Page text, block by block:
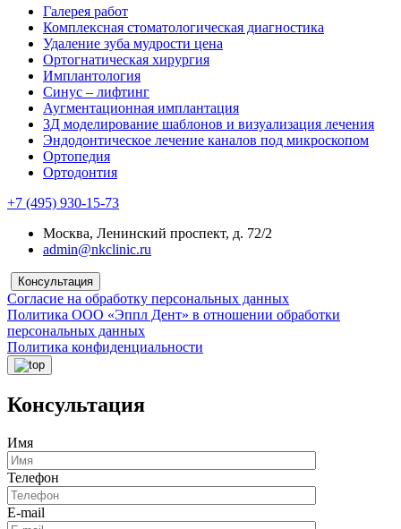
Галерея работ
Комплексная стоматологическая диагностика
Удаление зуба мудрости цена
Ортогнатическая хирургия
Имплантология
Синус – лифтинг
Аугментационная имплантация
3Д моделирование шаблонов и визуализация лечения
Эндодонтическое лечение каналов под микроскопом
Ортопедия
Ортодонтия
+7 (495) 930-15-73
Москва, Ленинский проспект, д. 72/2
admin@nkclinic.ru
Консультация
Согласие на обработку персональных данных
Политика ООО «Эппл Дент» в отношении обработки
персональных данных
Политика конфиденциальности
Консультация
Имя
Телефон
E-mail